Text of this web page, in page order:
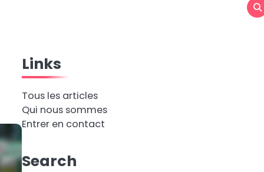
Links
Tous les articles
Qui nous sommes
Entrer en contact
Search